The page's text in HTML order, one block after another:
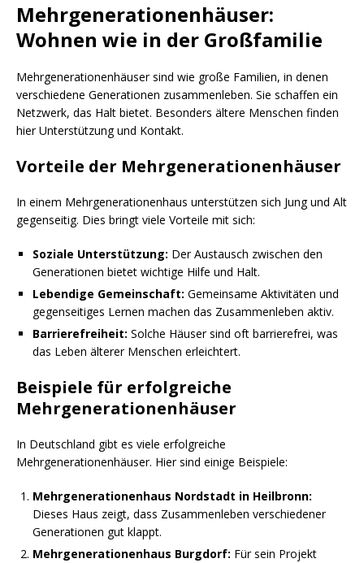
Mehrgenerationenhäuser:
Wohnen wie in der Großfamilie
Mehrgenerationenhäuser sind wie große Familien, in denen
verschiedene Generationen zusammenleben. Sie schaffen ein
Netzwerk, das Halt bietet. Besonders ältere Menschen finden
hier Unterstützung und Kontakt.
Vorteile der Mehrgenerationenhäuser
In einem Mehrgenerationenhaus unterstützen sich Jung und Alt
gegenseitig. Dies bringt viele Vorteile mit sich:
Soziale Unterstützung: Der Austausch zwischen den
Generationen bietet wichtige Hilfe und Halt.
Lebendige Gemeinschaft: Gemeinsame Aktivitäten und
gegenseitiges Lernen machen das Zusammenleben aktiv.
Barrierefreiheit: Solche Häuser sind oft barrierefrei, was
das Leben älterer Menschen erleichtert.
Beispiele für erfolgreiche
Mehrgenerationenhäuser
In Deutschland gibt es viele erfolgreiche
Mehrgenerationenhäuser. Hier sind einige Beispiele:
Mehrgenerationenhaus Nordstadt in Heilbronn:
Dieses Haus zeigt, dass Zusammenleben verschiedener
Generationen gut klappt.
Mehrgenerationenhaus Burgdorf: Für sein Projekt